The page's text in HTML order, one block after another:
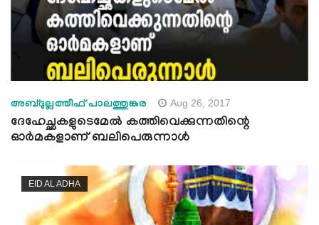
അബ്ദുല്ലത്തീഫ് പാലത്തുങ്കര Aug 26, 2017
ദേഹേച്ഛകളുടെമേല്‍ കത്തിവെക്കുന്നതിന്റെ
ഓര്‍മകളാണ് ബലിപെരുന്നാള്‍
EID AL ADHA